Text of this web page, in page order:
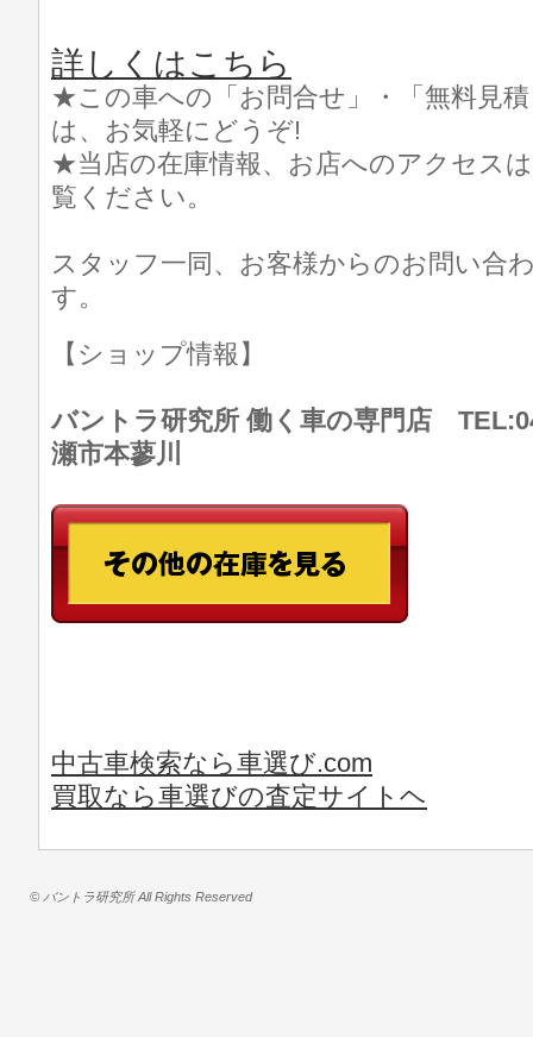
詳しくはこちら
★この車への「お問合せ」・「無料見
は、お気軽にどうぞ!
★当店の在庫情報、お店へのアクセス
覧ください。
スタッフ一同、お客様からのお問い合
す。
【ショップ情報】
バントラ研究所 働く車の専門店
瀬市本蓼川
中古車検索なら車選び.com
買取なら車選びの査定サイトヘ
© バントラ研究所 All Rights Reserved